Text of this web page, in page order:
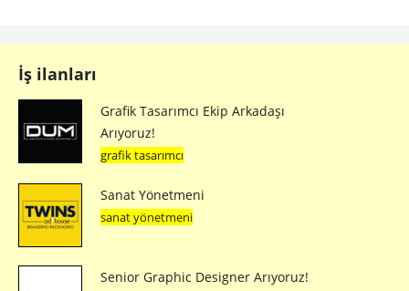
İş ilanları
Grafik Tasarımcı Ekip Arkadaşı
Arıyoruz!
grafik tasarımcı
Sanat Yönetmeni
sanat yönetmeni
Senior Graphic Designer Arıyoruz!